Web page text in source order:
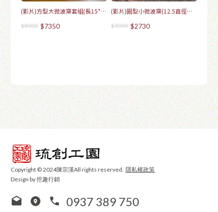
(影片)方型大微波窯套組(長15*寬
$8000 $7350
(影片)圓型小微波窯(12.5直徑
$3000 $2730
Copyright © 2024陳宗漢All rights reserved.隱私權政策
Design by 挖趣行銷
0937 389 750